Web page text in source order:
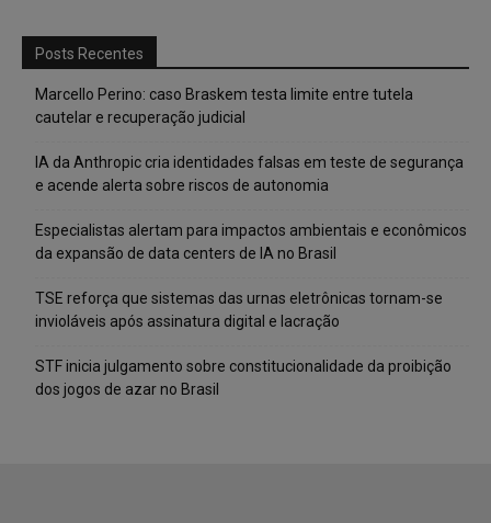
Posts Recentes
Marcello Perino: caso Braskem testa limite entre tutela
cautelar e recuperação judicial
IA da Anthropic cria identidades falsas em teste de segurança
e acende alerta sobre riscos de autonomia
Especialistas alertam para impactos ambientais e econômicos
da expansão de data centers de IA no Brasil
TSE reforça que sistemas das urnas eletrônicas tornam-se
invioláveis após assinatura digital e lacração
STF inicia julgamento sobre constitucionalidade da proibição
dos jogos de azar no Brasil